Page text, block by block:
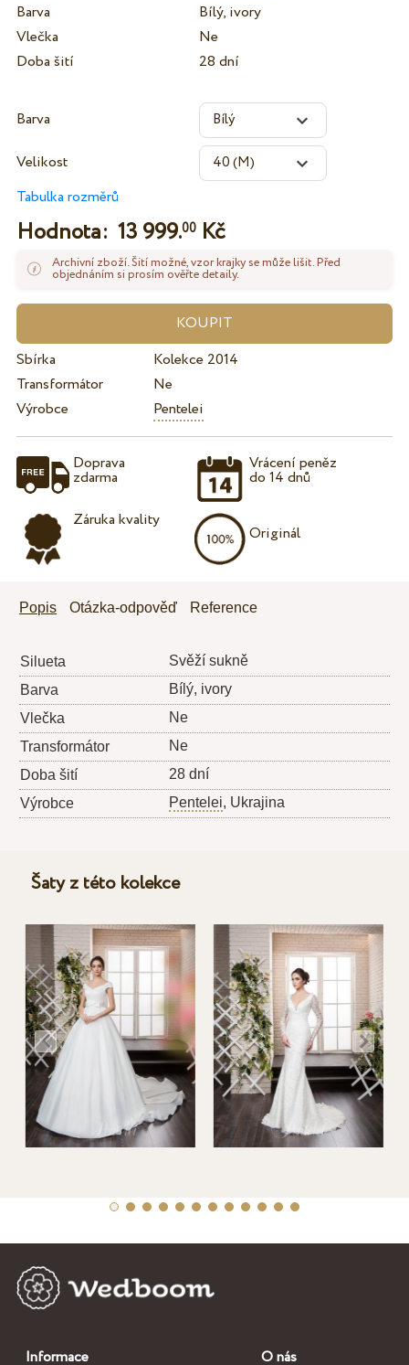
Barva
Bílý, ivory
Vlečka
Ne
Doba šití
28 dní
Barva
Velikost
Tabulka rozměrů
Hodnota: 13 999.00Kč
Archivní zboží. Šití možné, vzor krajky se může lišit. Před
objednáním si prosím ověřte detaily.
Sbírka
Kolekce 2014
Transformátor
Ne
Výrobce
Pentelei
Doprava
zdarma
Záruka kvality
Vrácení peněz
do 14 dnů
Originál
Popis Otázka-odpověď Reference
Silueta
Svěží sukně
Barva
Bílý, ivory
Vlečka
Ne
Transformátor
Ne
Doba šití
28 dní
Výrobce
Pentelei, Ukrajina
Šaty z této kolekce
Informace O nás